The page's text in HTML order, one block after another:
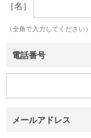
［名］
（全角で入力してください）
電話番号
メールアドレス